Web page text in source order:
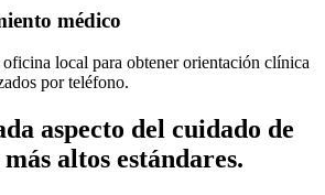
médico
local para obtener orientación clínica
por teléfono.
aspecto del cuidado de
altos estándares.